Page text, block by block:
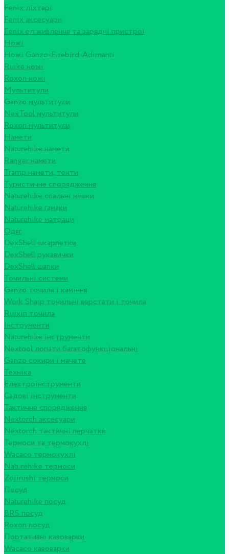
Fenix ліхтарі
Fenix аксесуари
Fenix ел живлення та зарядні пристрої
Ножі
Ножі Ganzo-Firebird-Adimanti
Ruike ножі
Roxon ножi
Мультитули
Ganzo мультитули
NexTool мультитули
Roxon мультитули
Намети
Naturehike намети
Ranger намети
Tramp намети, тенти
Туристичне спорядження
Naturehike спальні мішки
Naturehike гамаки
Naturehike матраци
Одяг
DexShell шкарпетки
DexShell рукавички
DexShell шапки
Точильні системи
Ganzo точила і каміння
Work Sharp точильні верстати і точила
Ruixin точила
Інструменти
Naturehike інструменти
Nextool лопати багатофункціональні
Ganzo сокири і мачете
Техніка
Електроінструменти
Садові інструменти
Тактичне спорядження
Nextorch аксесуари
Nextorch тактичні перчатки
Термоси та термокухлі
Wacaco термокухлі
Naturehike термоси
Zojirushi термоси
Посуд
Naturehike посуд
BRS посуд
Roxon посуд
Портативні кавоварки
Wacaco кавоварки